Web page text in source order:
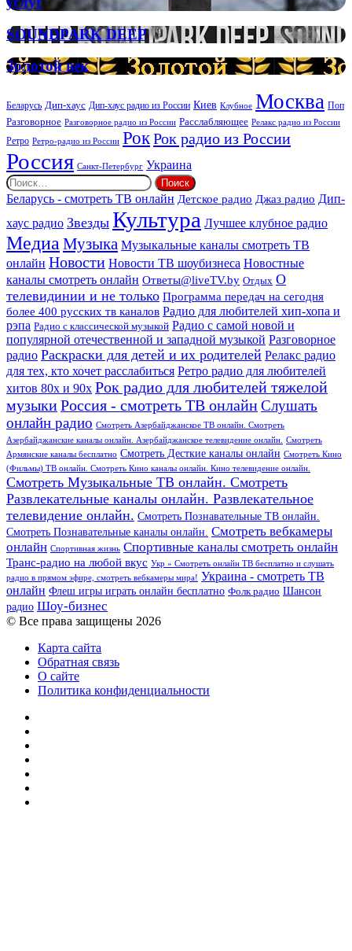
и
организации
ритуальных
SOUNDPARK
DEEP
SOUNDPARK DEEP
Золотой
век
Золотой век
Беларусь Дип-хаус Дип-хаус радио из России Киев Клубное Москва Поп
Разговорное Разговорное радио из России Расслабляющее Релакс радио из России
Ретро Ретро-радио из России РокРок радио из России
Россия Санкт-Петербург Украина
Найти:
Беларусь - смотреть ТВ онлайн Детское радио Джаз радио Дип-
хаус радио Звезды Культура Лучшее клубное радио
Медиа Музыка Музыкальные каналы смотреть ТВ
онлайн Новости Новости ТВ шоубизнеса Новостные
каналы смотреть онлайн Ответы@liveTV.by Отдых О
телевидинии и не только Программа передач на сегодня
более 400 русских тв каналов Радио для любителей хип-хопа и
рэпа Радио с классической музыкой Радио с самой новой и
популярной отечественной и западной музыкой Разговорное
радио Раскраски для детей и их родителей Релакс радио
для тех, кто хочет расслабиться Ретро радио для любителей
хитов 80х и 90х Рок радио для любителей тяжелой
музыкиРоссия - смотреть ТВ онлайнСлушать
онлайн радио Смотреть Азербайджанское ТВ онлайн. Смотреть
Азербайджанские каналы онлайн. Азербайджанское телевидение онлайн.
Смотреть
Армянские каналы бесплатно Смотреть Десткие каналы онлайн Смотреть Кино
(Фильмы) ТВ онлайн. Смотреть Кино каналы онлайн. Кино телевидение онлайн.
Смотреть Музыкальные ТВ онлайн. Смотреть
Развлекательные каналы онлайн. Развлекательное
телевидение онлайн. Смотреть Познавательные ТВ онлайн.
Смотреть Познавательные каналы онлайн. Смотреть вебкамеры
онлайн Спортивная жизнь Спортивные каналы смотреть онлайн
Транс-радио на любой вкус Укр » Смотреть онлайн ТВ бесплатно и слушать
радио в прямом эфире, смотреть вебкамеры мира! Украина - смотреть ТВ
онлайн Флеш игры играть онлайн бесплатно Фолк радио Шансон
радио Шоу-бизнес
© Все права защищены 2026
Карта сайта
Обратная связь
О сайте
Политика конфиденциальности